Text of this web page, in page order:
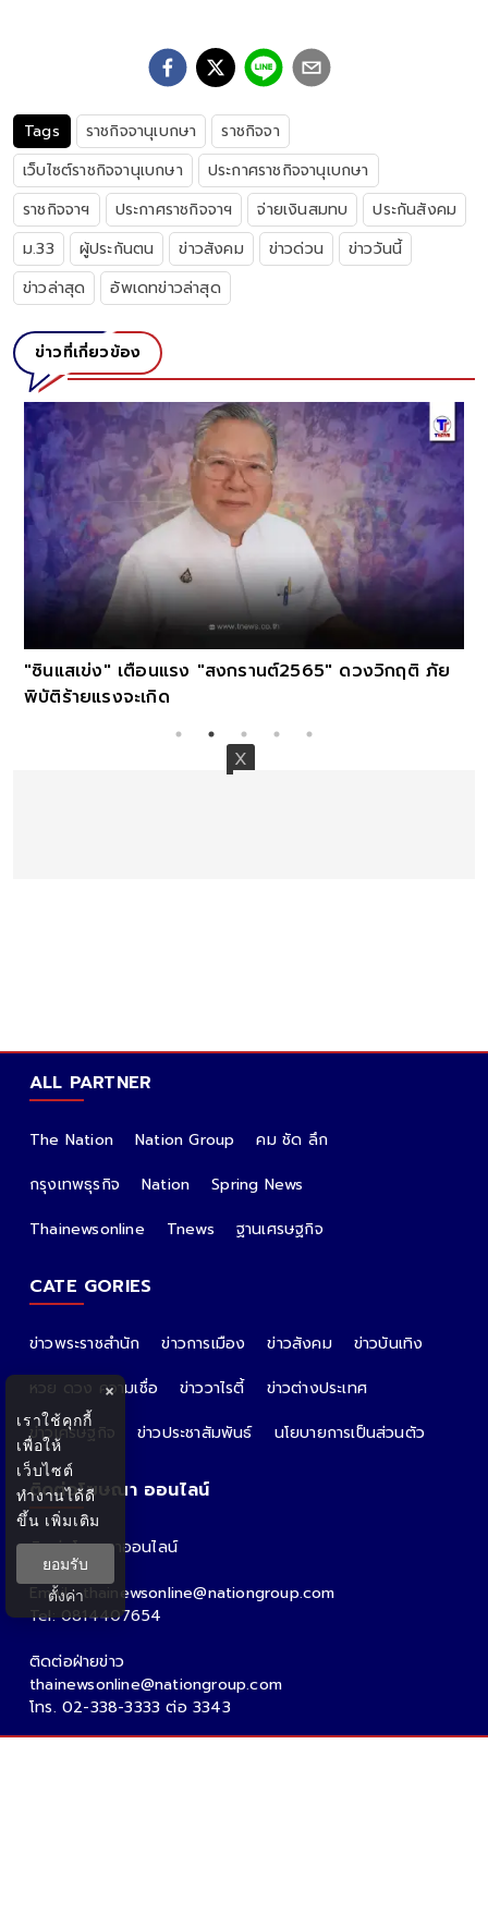
Tags ราชกิจจานุเบกษา
ราชกิจจา
เว็บไซต์ราชกิจจานุเบกษา
ประกาศราชกิจจานุเบกษา
ราชกิจจาฯ
ประกาศราชกิจจาฯ จ่ายเงินสมทบ
ประกันสังคม
ม.33
ผู้ประกันตน ข่าวสังคม ข่าวด่วน
ข่าววันนี้
ข่าวล่าสุด
อัพเดทข่าวล่าสุด
ข่าวที่เกี่ยวข้อง
"ซินแสเข่ง" เตือนแรง "สงกรานต์2565" ดวงวิกฤติ ภัย
พิบัติร้ายแรงจะเกิด
ALL PARTNER
The Nation Nation Group
คม ชัด ลึก
กรุงเทพธุรกิจ
Nation
Spring News
Thainewsonline
Tnews ฐานเศรษฐกิจ
CATE GORIES
ข่าวพระราชสำนัก ข่าวการเมือง ข่าวสังคม
ข่าวบันเทิง
หวย ดวง ความเชื่อ
ข่าววาไรตี้
ข่าวต่างประเทศ
ข่าวเศรษฐกิจ
ข่าวประชาสัมพันธ์ นโยบายการเป็นส่วนตัว
ติดต่อโฆษณา ออนไลน์
ติดต่อโฆษณาออนไลน์
คุณอ้อ
Email : thainewsonline@nationgroup.com
Tel: 0814407654
ติดต่อฝ่ายข่าว
thainewsonline@nationgroup.com
โทร. 02-338-3333 ต่อ 3343
×
เราใช้คุกกี้
เพื่อให้
เว็บไซต์
ทำงานได้ดี
ขึ้น เพิ่มเติม
ยอมรับ
ตั้งค่า